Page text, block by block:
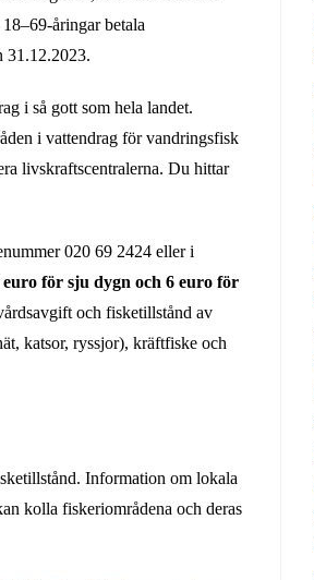
åringar betala
31.12.2023.
i så gott som hela landet.
i vattendrag för vandringsfisk
livskraftscentralerna. Du hittar
020 69 2424 eller i
för sju dygn och 6 euro för
och fisketillstånd av
katsor, ryssjor), kräftfiske och
Information om lokala
kolla fiskeriområdena och deras